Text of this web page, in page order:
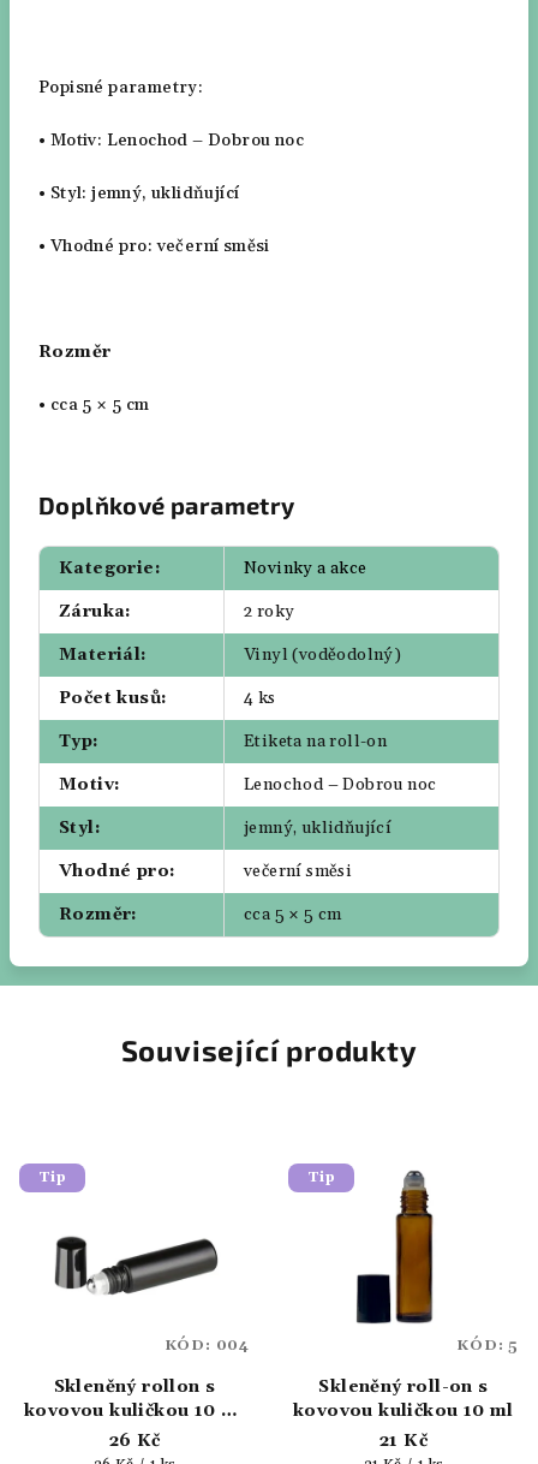
Popisné parametry:
• Motiv: Lenochod – Dobrou noc
• Styl: jemný, uklidňující
• Vhodné pro: večerní směsi
Rozměr
• cca 5 × 5 cm
Doplňkové parametry
Kategorie:
Novinky a akce
Záruka:
2 roky
Materiál:
Vinyl (voděodolný)
Počet kusů:
4 ks
Typ:
Etiketa na roll-on
Motiv:
Lenochod – Dobrou noc
Styl:
jemný, uklidňující
Vhodné pro:
večerní směsi
Rozměr: cca 5 × 5 cm
Související produkty
Tip
Skleněný rollon s
kovovou kuličkou 10 ml
- černý
26 Kč
KÓD: 004
Tip
Skleněný roll-on s
kovovou kuličkou 10 ml
21 Kč
KÓD:5